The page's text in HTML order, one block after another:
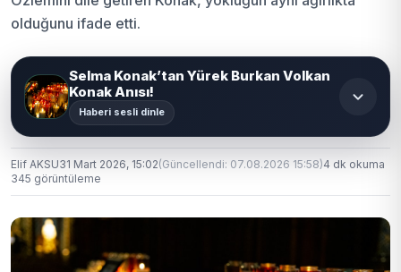
olduğunu ifade etti.
Selma Konak’tan Yürek Burkan Volkan
Konak Anısı!
Haberi sesli dinle
Elif AKSU31 Mart 2026, 15:02(Güncellendi: 07.08.2026 15:58)4 dk okuma
345 görüntüleme